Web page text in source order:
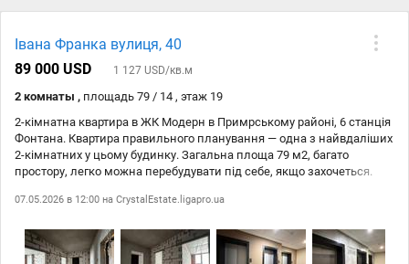
Івана Франка вулиця, 40
89 000 USD
1 127 USD/кв.м
2 комнаты , площадь 79 / 14 , этаж 19
2-кімнатна квартира в ЖК Модерн в Примрському районі, 6 станція
Фонтана. Квартира правильного планування — одна з найвдаліших
2-кімнатних у цьому будинку. Загальна площа 79 м2, багато
простору, легко можна перебудувати під себе, якщо захочеться.
кафе, магазини, є школи і садочки — все під рукою. Квартира
329-343
07.05.2026 в 12:00 на CrystalEstate.ligapro.ua